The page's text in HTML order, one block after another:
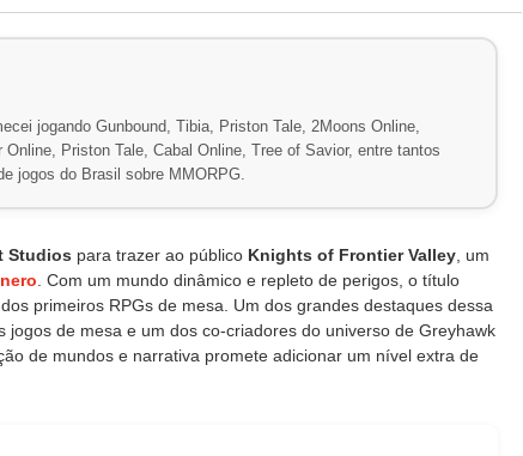
jogando Gunbound, Tibia, Priston Tale, 2Moons Online,
Priston Tale, Cabal Online, Tree of Savior, entre tantos
jogos do Brasil sobre MMORPG.
Studios para trazer ao público Knights of Frontier Valley, um
. Com um mundo dinâmico e repleto de perigos, o título
primeiros RPGs de mesa. Um dos grandes destaques dessa
jogos de mesa e um dos co-criadores do universo de Greyhawk
de mundos e narrativa promete adicionar um nível extra de